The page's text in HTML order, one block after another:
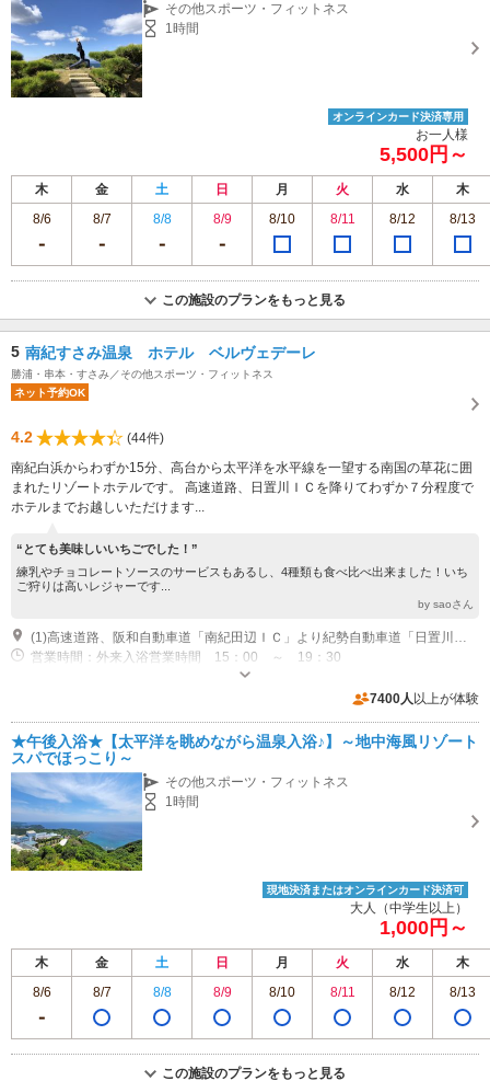
その他スポーツ・フィットネス
1時間
オンラインカード決済専用
お一人様
5,500円～
木 金 土 日 月 火 水
木
8/6
8/7 8/8 8/9 8/10 8/11 8/12 8/13
この施設のプランをもっと見る
5 南紀すさみ温泉 ホテル ベルヴェデーレ
勝浦・串本・すさみ／その他スポーツ・フィットネス
ネット予約OK
4.2
(44件)
南紀白浜からわずか15分、高台から太平洋を水平線を一望する南国の草花に囲
まれたリゾートホテルです。 高速道路、日置川ＩＣを降りてわずか７分程度で
ホテルまでお越しいただけます...
“とても美味しいいちごでした！”
練乳やチョコレートソースのサービスもあるし、4種類も食べ比べ出来ました！いち
ご狩りは高いレジャーです...
by saoさん
(1)高速道路、阪和自動車道「南紀田辺ＩＣ」より紀勢自動車道「日置川ＩＣ」おりて国道42号線を南下約7分
営業時間：外来入浴営業時間 15：00 ～ 19：30
7400人 以上が体験
★午後入浴★【太平洋を眺めながら温泉入浴♪】～地中海風リゾート
スパでほっこり～
その他スポーツ・フィットネス
1時間
現地決済またはオンラインカード決済可
大人（中学生以上）
1,000円～
木 金 土 日 月 火 水
木
8/6
8/7 8/8 8/9 8/10 8/11 8/12 8/13
この施設のプランをもっと見る